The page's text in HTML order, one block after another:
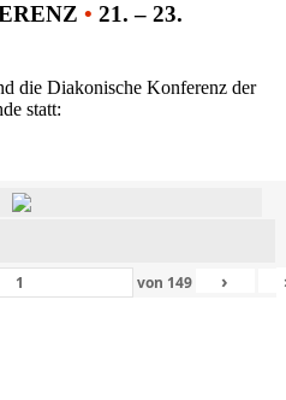
• 21. – 23.
die Diakonische Konferenz der
statt:
von 149 ›